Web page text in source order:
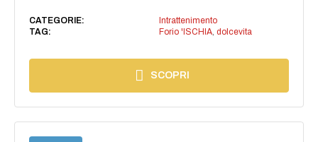
CATEGORIE:
Intrattenimento
TAG:
Forio 'ISCHIA, dolcevita
SCOPRI